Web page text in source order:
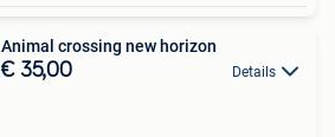
Animal crossing new horizon
€ 35,00 Details